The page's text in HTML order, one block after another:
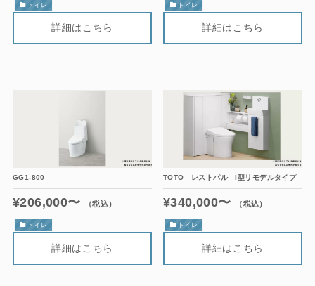
トイレ トイレ
GG1-800
¥206,000〜 （税込）
トイレ
TOTO レストパル I型リモデルタイプ
¥340,000〜 （税込）
トイレ